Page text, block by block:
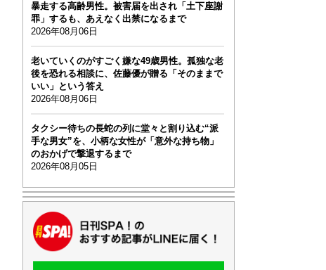
暴走する高齢男性。被害届を出され「土下座謝
罪」するも、あえなく出禁になるまで
2026年08月06日
老いていくのがすごく嫌な49歳男性。孤独な老
後を恐れる相談に、佐藤優が贈る「そのままで
いい」という答え
2026年08月06日
タクシー待ちの長蛇の列に堂々と割り込む“派
手な男女”を、小柄な女性が「意外な持ち物」
のおかげで撃退するまで
2026年08月05日